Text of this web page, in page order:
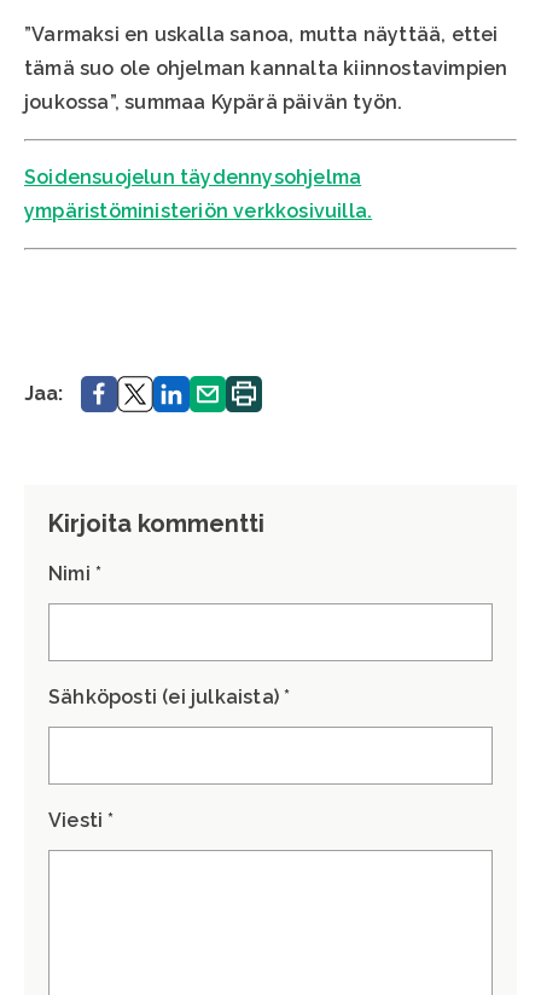
”Varmaksi en uskalla sanoa, mutta näyttää, ettei
tämä suo ole ohjelman kannalta kiinnostavimpien
joukossa”, summaa Kypärä päivän työn.
Soidensuojelun täydennysohjelma
ympäristöministeriön verkkosivuilla.
Jaa: Jaa. Jaa.Jaa. Jaa. Tulosta
sivu.
Kirjoita kommentti
Nimi *
Sähköposti (ei julkaista) *
Viesti *